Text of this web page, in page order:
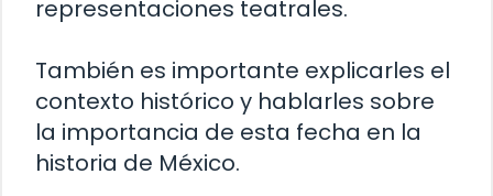
representaciones teatrales.
También es importante explicarles el
contexto histórico y hablarles sobre
la importancia de esta fecha en la
historia de México.